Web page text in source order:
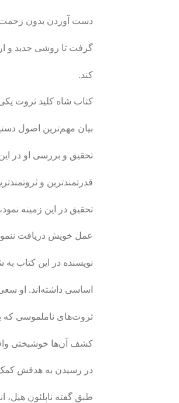
دست آوردن بدون
گرفت تا روشی جدید و
کند.
کتاب شاه کلید ثروت
بیان مهم‌ترین اصول
تحقیق و بررسی او در
قدرتمندترین و
تحقیق در این زمینه
عمل خویش دریافت
نویسنده در این کتاب
اساسی داشته‌­اند. او
ثروت‌های ناملموسی که
کشف آن‌ها خوشبختی
در رسیدن به هدفش کمک
طبق گفته ناپلئون هیل،